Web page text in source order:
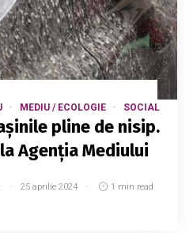
MEDIU / ECOLOGIE SOCIAL
pline de nisip.
Agenția Mediului
25 aprilie 2024 1 min read